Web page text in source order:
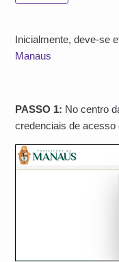
Inicialmente, deve-se
Manaus
PASSO 1: No centro
credenciais de acesso